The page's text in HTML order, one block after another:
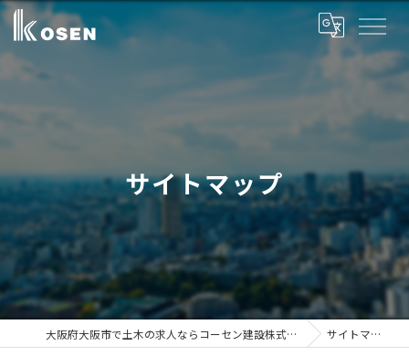
サイトマップ
大阪府大阪市で土木の求人ならコーセン建設株式会社 サイトマップ